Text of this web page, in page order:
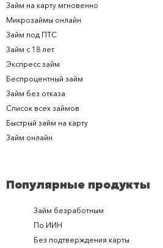
Займ на карту мгновенно
Микрозаймы онлайн
Займ под ПТС
Займ с 18 лет
Экспресс займ
Беспроцентный займ
Займ без отказа
Список всех займов
Быстрый займ на карту
Займ онлайн
Популярные продукты
Займ безработным
По ИИН
Без подтверждения карты